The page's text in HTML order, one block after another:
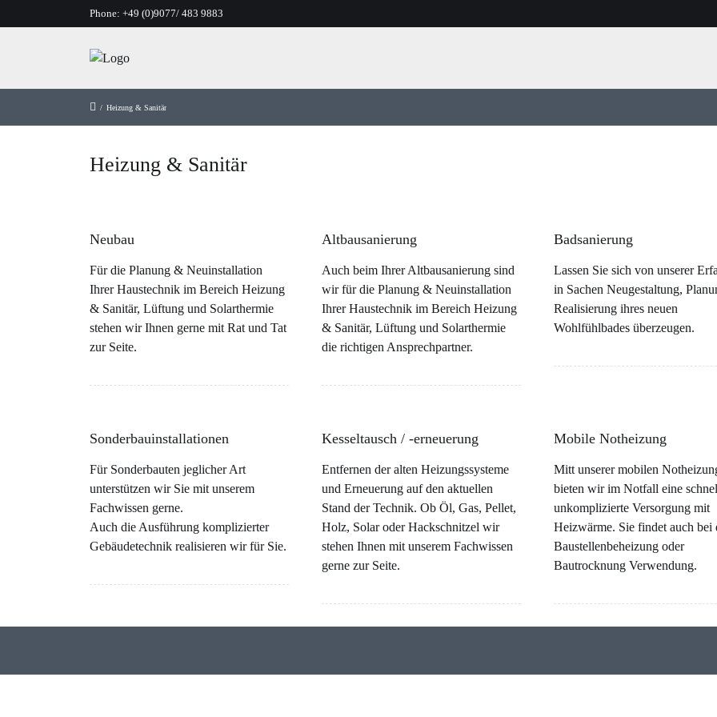
Phone: +49 (0)9077/ 483 9883
/ Heizung & Sanitär
Heizung & Sanitär
Neubau
Für die Planung & Neuinstallation
Ihrer Haustechnik im Bereich Heizung
& Sanitär, Lüftung und Solarthermie
stehen wir Ihnen gerne mit Rat und Tat
zur Seite.
Altbausanierung
Auch beim Ihrer Altbausanierung sind
wir für die Planung & Neuinstallation
Ihrer Haustechnik im Bereich Heizung
& Sanitär, Lüftung und Solarthermie
die richtigen Ansprechpartner.
Badsanierung
Lassen Sie sich von unserer
in Sachen Neugestaltung,
Realisierung ihres neuen
Wohlfühlbades überzeugen.
Sonderbauinstallationen
Für Sonderbauten jeglicher Art
unterstützen wir Sie mit unserem
Fachwissen gerne.
Auch die Ausführung komplizierter
Gebäudetechnik realisieren wir für Sie.
Kesseltausch / -erneuerung
Entfernen der alten Heizungssysteme
und Erneuerung auf den aktuellen
Stand der Technik. Ob Öl, Gas, Pellet,
Holz, Solar oder Hackschnitzel wir
stehen Ihnen mit unserem Fachwissen
gerne zur Seite.
Mobile Notheizung
Mitt unserer mobilen
bieten wir im Notfall eine
unkomplizierte Versorgung mit
Heizwärme. Sie findet auch bei
Baustellenbeheizung oder
Bautrocknung Verwendung.